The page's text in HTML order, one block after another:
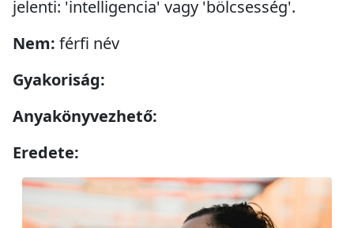
jelenti: 'intelligencia' vagy 'bölcsesség'.
Nem: férfi név
Gyakoriság:
Anyakönyvezhető:
Eredete: